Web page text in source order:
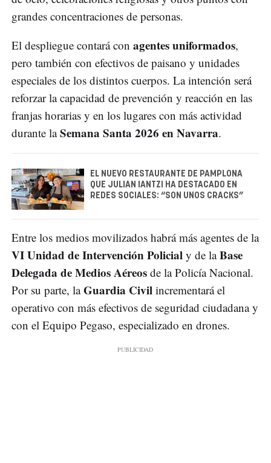
grandes concentraciones de personas.
El despliegue contará con agentes uniformados,
pero también con efectivos de paisano y unidades
especiales de los distintos cuerpos. La intención será
reforzar la capacidad de prevención y reacción en las
franjas horarias y en los lugares con más actividad
durante laSemana Santa 2026 en Navarra.
EL NUEVO RESTAURANTE DE PAMPLONA
QUE JULIAN IANTZI HA DESTACADO EN
REDES SOCIALES: “SON UNOS CRACKS”
Entre los medios movilizados habrá más agentes de la
VI Unidad de Intervención Policial y de laBase
Delegada de Medios Aéreos de la Policía Nacional.
Por su parte, laGuardia Civil incrementará el
operativo con más efectivos de seguridad ciudadana y
con el Equipo Pegaso, especializado en drones.